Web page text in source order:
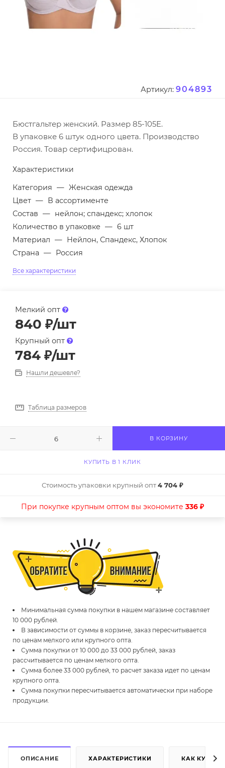
Артикул: 904893
Бюстгальтер женский. Размер 85-105Е.
В упаковке 6 штук одного цвета. Производство
Россия. Товар сертифицрован.
Характеристики
Категория — Женская одежда
Цвет — В ассортименте
Состав — нейлон; спандекс; хлопок
Количество в упаковке — 6 шт
Материал — Нейлон, Спандекс, Хлопок
Страна — Россия
Все характеристики
Мелкий опт
840 ₽/шт
Крупный опт
784 ₽/шт
Нашли дешевле?
Таблица размеров
В КОРЗИНУ
КУПИТЬ В 1 КЛИК
Стоимость упаковки крупный опт4 704 ₽
При покупке крупным оптом вы экономите 336 ₽
Минимальная сумма покупки в нашем магазине составляет
10 000 рублей.
В зависимости от суммы в корзине, заказ пересчитывается
по ценам мелкого или крупного опта.
Сумма покупки от 10 000 до 33 000 рублей, заказ
рассчитывается по ценам мелкого опта.
Сумма более 33 000 рублей, то расчет заказа идет по ценам
крупного опта.
Сумма покупки пересчитывается автоматически при наборе
продукции.
ОПИСАНИЕ ХАРАКТЕРИСТИКИ КАК КУПИТЬ